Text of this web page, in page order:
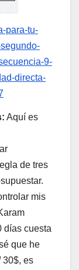
para-tu-
9-
directa-
Aquí es
de tres
mis
días cuesta
que he
30$, es